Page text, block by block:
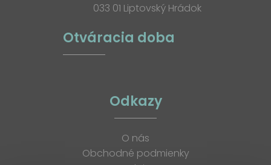
033 01 Liptovský Hrádok
Otváracia doba
Odkazy
O nás
Obchodné podmienky